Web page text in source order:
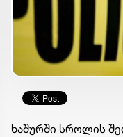
ხაშურში სროლის